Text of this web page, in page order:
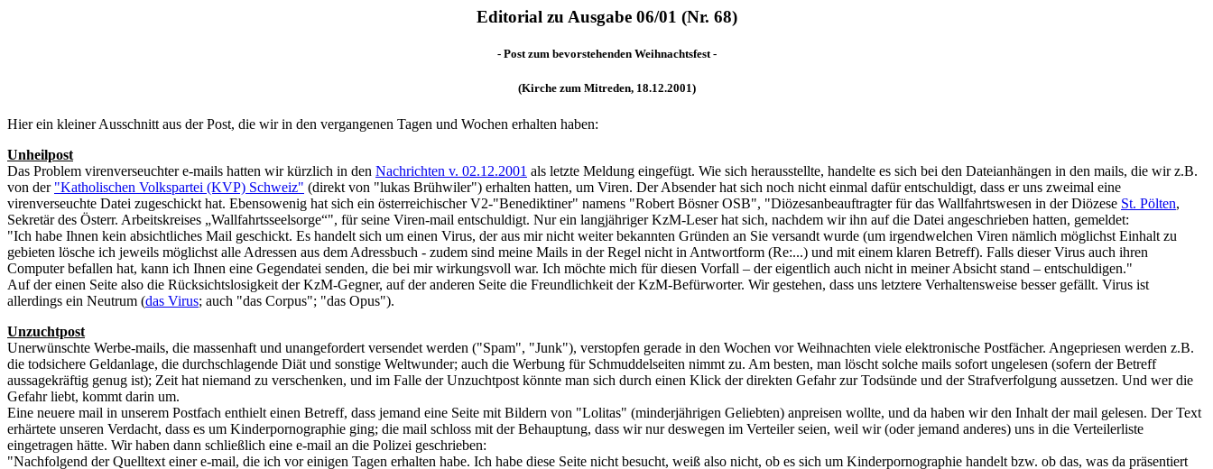
Editorial zu Ausgabe 06/01 (Nr. 68)
- Post zum bevorstehenden Weihnachtsfest -
(Kirche zum Mitreden, 18.12.2001)
Hier ein kleiner Ausschnitt aus der Post, die wir in den vergangenen Tagen und Wochen erhalten haben:
Unheilpost
Das Problem virenverseuchter e-mails hatten wir kürzlich in den Nachrichten v. 02.12.2001 als letzte Meldung eingefügt. Wie sich herausstellte, handelte es sich bei den Dateianhängen in den mails, die wir z.B.
von der "Katholischen Volkspartei (KVP) Schweiz" (direkt von "lukas Brühwiler") erhalten hatten, um Viren. Der Absender hat sich noch nicht einmal dafür entschuldigt, dass er uns zweimal eine
virenverseuchte Datei zugeschickt hat. Ebensowenig hat sich ein österreichischer V2-"Benediktiner" namens "Robert Bösner OSB", "Diözesanbeauftragter für das Wallfahrtswesen in der Diözese St. Pölten,
Sekretär des Österr. Arbeitskreises „Wallfahrtsseelsorge“", für seine Viren-mail entschuldigt. Nur ein langjähriger KzM-Leser hat sich, nachdem wir ihn auf die Datei angeschrieben hatten, gemeldet:
"Ich habe Ihnen kein absichtliches Mail geschickt. Es handelt sich um einen Virus, der aus mir nicht weiter bekannten Gründen an Sie versandt wurde (um irgendwelchen Viren nämlich möglichst Einhalt zu
gebieten lösche ich jeweils möglichst alle Adressen aus dem Adressbuch - zudem sind meine Mails in der Regel nicht in Antwortform (Re:...) und mit einem klaren Betreff). Falls dieser Virus auch ihren
Computer befallen hat, kann ich Ihnen eine Gegendatei senden, die bei mir wirkungsvoll war. Ich möchte mich für diesen Vorfall – der eigentlich auch nicht in meiner Absicht stand – entschuldigen."
Auf der einen Seite also die Rücksichtslosigkeit der KzM-Gegner, auf der anderen Seite die Freundlichkeit der KzM-Befürworter. Wir gestehen, dass uns letztere Verhaltensweise besser gefällt. Virus ist
allerdings ein Neutrum (das Virus; auch "das Corpus"; "das Opus").
Unzuchtpost
Unerwünschte Werbe-mails, die massenhaft und unangefordert versendet werden ("Spam", "Junk"), verstopfen gerade in den Wochen vor Weihnachten viele elektronische Postfächer. Angepriesen werden z.B.
die todsichere Geldanlage, die durchschlagende Diät und sonstige Weltwunder; auch die Werbung für Schmuddelseiten nimmt zu. Am besten, man löscht solche mails sofort ungelesen (sofern der Betreff
aussagekräftig genug ist); Zeit hat niemand zu verschenken, und im Falle der Unzuchtpost könnte man sich durch einen Klick der direkten Gefahr zur Todsünde und der Strafverfolgung aussetzen. Und wer die
Gefahr liebt, kommt darin um.
Eine neuere mail in unserem Postfach enthielt einen Betreff, dass jemand eine Seite mit Bildern von "Lolitas" (minderjährigen Geliebten) anpreisen wollte, und da haben wir den Inhalt der mail gelesen. Der Text
erhärtete unseren Verdacht, dass es um Kinderpornographie ging; die mail schloss mit der Behauptung, dass wir nur deswegen im Verteiler seien, weil wir (oder jemand anderes) uns in die Verteilerliste
eingetragen hätte. Wir haben dann schließlich eine e-mail an die Polizei geschrieben:
"Nachfolgend der Quelltext einer e-mail, die ich vor einigen Tagen erhalten habe. Ich habe diese Seite nicht besucht, weiß also nicht, ob es sich um Kinderpornographie handelt bzw. ob das, was da präsentiert